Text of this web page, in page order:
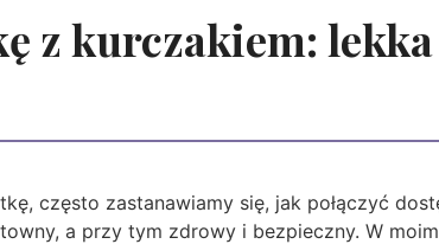
z kurczakiem:
często zastanawiamy się, jak połączyć
a przy tym zdrowy i bezpieczny. W